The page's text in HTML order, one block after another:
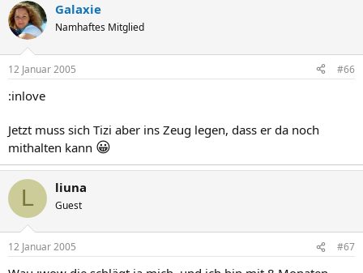
Galaxie
Namhaftes Mitglied
12 Januar 2005 #66
:inlove
Jetzt muss sich Tizi aber ins Zeug legen, dass er da noch
mithalten kann 😀
L liuna
Guest
12 Januar 2005 #67